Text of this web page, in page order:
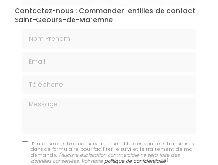
Contactez-nous : Commander lentilles de contact
Saint-Geours-de-Maremne
Message
J'autorise ce site à conserver l'ensemble des données transmises
dans ce formulaire pour faciliter le suivi et le traitement de ma
demande. (Aucune exploitation commerciale ne sera faite des
données conservées. Voir notrepolitique de confidentialité)